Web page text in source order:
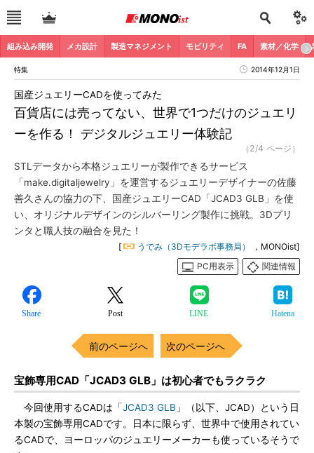
組み込み開発 メカ設計 製造マネジメント モビリティ FA 素材／化学
特集 2014年12月1日
百貨店には売ってない、世界で1つだけのジュエリ
ーを作る！ デジタルジュエリー体験記
国産ジュエリーCADを使ってみた
（2/4 ページ）
STLデータから本格ジュエリーが製作できるサービス
「make.digitaljewelry」を運営するジュエリーデザイナーの佐藤
善久さんの協力の下、国産ジュエリーCAD「JCAD3 GLB」を使
い、オリジナルデザインのシルバーリング製作に挑戦。3Dプリ
ンタと職人技の融合を見た！
[ うでみ（3Dモデラボ事務局）
，MONOist]
PC用表示
関連情報
Share Post LINE Hatena
前のページへ 次のページへ
宝飾専用CAD「JCAD3 GLB」は初心者でもラクラク
今回使用するCADは「JCAD3 GLB 」（以下、JCAD）という日
本製の宝飾専用CADです。日本に限らず、世界中で使用されてい
るCADで、ヨーロッパのジュエリーメーカーも使っているそうで